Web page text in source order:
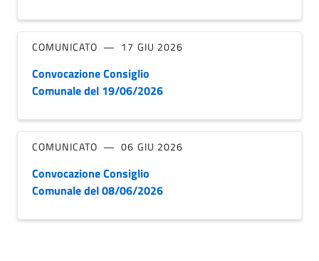
COMUNICATO 17 GIU 2026
Convocazione Consiglio
Comunale del 19/06/2026
COMUNICATO 06 GIU 2026
Convocazione Consiglio
Comunale del 08/06/2026